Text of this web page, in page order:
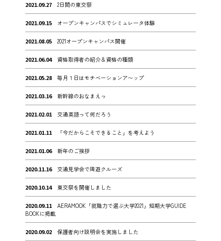
2021.09.27 2日間の東交祭
2021.09.15 オープンキャンパスでシミュレータ体験
2021.08.05 2021オープンキャンパス開催
2021.06.04 資格取得者の紹介＆資格の種類
2021.05.28 毎月１日はモチベーションア〜ップ
2021.03.16 新幹線のおなまえっ
2021.02.01 交通英語って何だろう
2021.01.11 「今だからこそできること」を考えよう
2021.01.06 新年のご挨拶
2020.11.16 交通見学会で周遊クルーズ
2020.10.14 東交祭を開催しました
2020.09.11
AERAMOOK「就職力で選ぶ大学2021」短期大学GUIDE
BOOKに掲載
2020.09.02 保護者向け説明会を実施しました